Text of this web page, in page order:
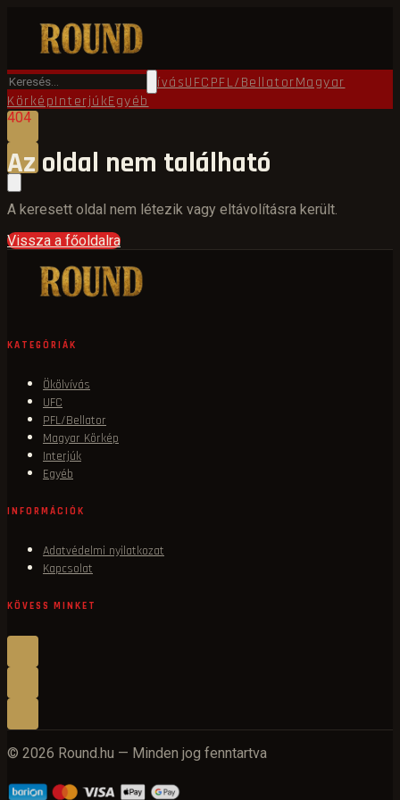
FőoldalRound TV ÖkölvívásUFCPFL/BellatorMagyar
KörképInterjúkEgyéb
404
Az oldal nem található
A keresett oldal nem létezik vagy eltávolításra került.
Vissza a főoldalra
KATEGÓRIÁK
Ökölvívás
UFC
PFL/Bellator
Magyar Körkép
Interjúk
Egyéb
INFORMÁCIÓK
Adatvédelmi nyilatkozat
Kapcsolat
KÖVESS MINKET
© 2026 Round.hu — Minden jog fenntartva